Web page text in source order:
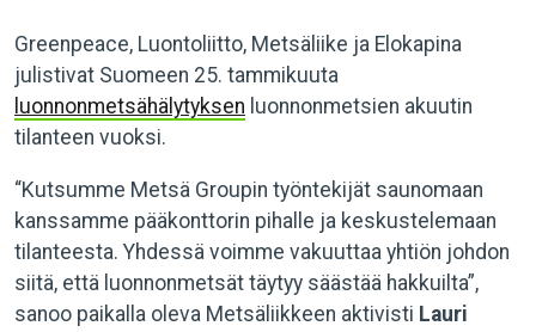
Greenpeace, Luontoliitto, Metsäliike ja Elokapina
julistivat Suomeen 25. tammikuuta
luonnonmetsähälytyksen luonnonmetsien akuutin
tilanteen vuoksi.
“Kutsumme Metsä Groupin työntekijät saunomaan
kanssamme pääkonttorin pihalle ja keskustelemaan
tilanteesta. Yhdessä voimme vakuuttaa yhtiön johdon
siitä, että luonnonmetsät täytyy säästää hakkuilta”,
sanoo paikalla oleva Metsäliikkeen aktivisti Lauri